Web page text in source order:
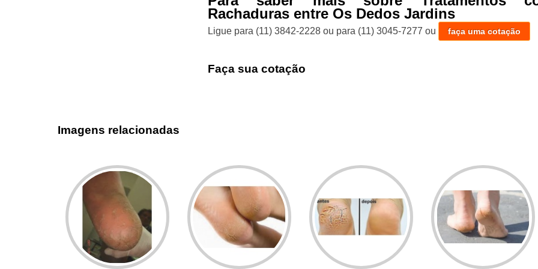
Rachaduras entre Os Dedos Jardins
Ligue para (11) 3842-2228 ou para (11) 3045-7277 ou faça uma cotação
Faça sua cotação
Imagens relacionadas